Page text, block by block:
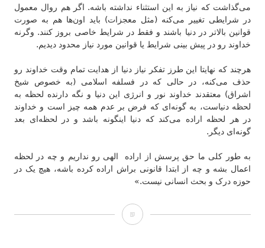
می‌گذاشت که نیاز به این استثناء نداشته باشه. اگر هم روال معمول
در شرایطی تغییر می‌کنه (مثل معجزات) باید اون‌ها هم به صورت
قوانین بالاتر در دنیا باشند و فقط در شرایط خاصی بروز کنند. وگرنه
خداوند رو در پیش بینی شرایط یا قوانین مورد نیاز محدود دیدیم.
هرچند که نهایتا این طرز تفکر نیاز دنیا از هدایت تمام وقت خداوند رو
حذف می‌کنه، در حالی که در فسلفه اسلامی (به خصوص شیخ
اشراق) معتقدند خداوند نور و انرژی این دنیا و نگه دارنده لحظه به
لحظه دنیاست، به گونه‌ای که فرض بر عدم همه چیز است و خداوند
در هر لحظه اراده می‌کند که دنیا اینگونه باشد و در لحظه‌ای بعد
گونه‌ای دیگر.
به طور کلی ما حق پرسش از اراده الهی رو نداریم و چه در لحظه
اعمال بشه و چه از ابتدا قانونی براش اراده کرده باشه، هیچ یک در
حوزه درک و بحث انسانی نیست.»
خدا